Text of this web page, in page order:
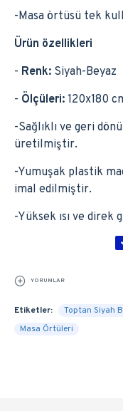
-Masa örtüsü tek
Ürün özellikleri
- Renk: Siyah-Beyaz
- Ölçüleri: 120x180
-Sağlıklı ve geri
üretilmiştir.
-Yumuşak plastik
imal edilmiştir.
-Yüksek ısı ve direk
YORUMLAR
Etiketler:
Toptan Siyah
Masa Örtüleri